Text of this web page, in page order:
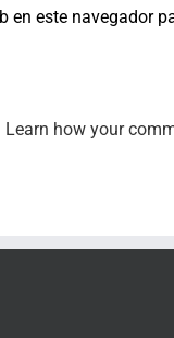
en este navegador
Learn how your